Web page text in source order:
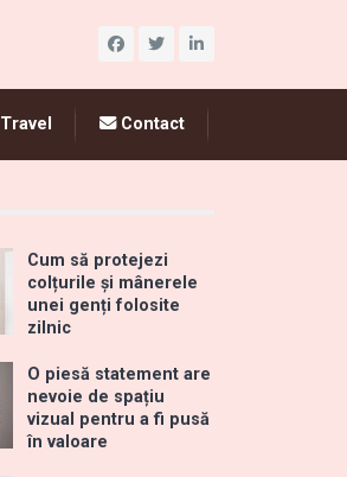
Travel Contact
Cum să protejezi
colțurile și mânerele
unei genți folosite
zilnic
O piesă statement are
nevoie de spațiu
vizual pentru a fi pusă
în valoare